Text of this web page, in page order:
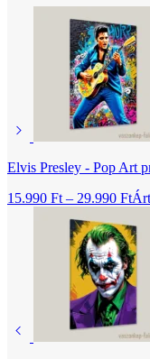
Elvis Presley - Pop Art
15.990 Ft – 29.990 Ft